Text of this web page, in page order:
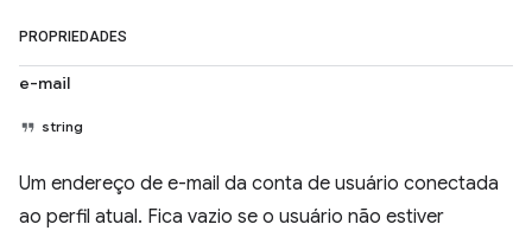
PROPRIEDADES
e-mail
string
Um endereço de e-mail da conta de usuário conectada
ao perfil atual. Fica vazio se o usuário não estiver